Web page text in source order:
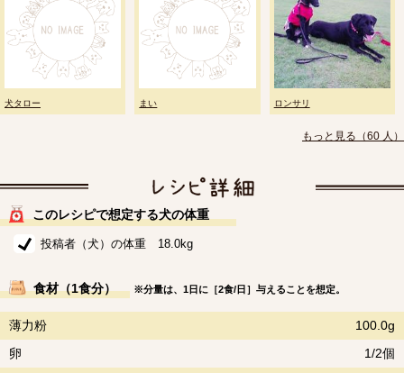
犬タロー まい ロンサリ
もっと見る（60 人）
このレシピで想定する犬の体重
投稿者（犬）の体重 18.0kg
食材（1食分） ※分量は、1日に［2食/日］与えることを想定。
薄力粉
100.0g
卵
1/2個